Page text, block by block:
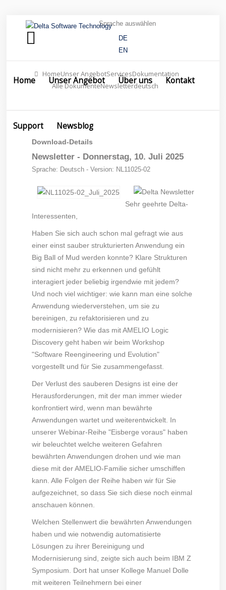
Home
Angebot
Über
Support
Newsblog
Sprache auswählen
DE
EN
Home Unser Angebot Über uns Kontakt
Support Newsblog
HomeUnser AngebotServicesDokumentation
Alle DokumenteNewsletterdeutsch
Download-Details
Newsletter - Donnerstag, 10. Juli 2025
Sprache: Deutsch - Version: NL11025-02
Sehr geehrte Delta-
Interessenten,
Haben Sie sich auch schon mal gefragt wie aus
einer einst sauber strukturierten Anwendung ein
Big Ball of Mud werden konnte? Klare Strukturen
sind nicht mehr zu erkennen und gefühlt
interagiert jeder beliebig irgendwie mit jedem?
Und noch viel wichtiger: wie kann man eine solche
Anwendung wiederverstehen, um sie zu
bereinigen, zu refaktorisieren und zu
modernisieren? Wie das mit AMELIO Logic
Discovery geht haben wir beim Workshop
"Software Reengineering und Evolution"
vorgestellt und für Sie zusammengefasst.
Der Verlust des sauberen Designs ist eine der
Herausforderungen, mit der man immer wieder
konfrontiert wird, wenn man bewährte
Anwendungen wartet und weiterentwickelt. In
unserer Webinar-Reihe "Eisberge voraus" haben
wir beleuchtet welche weiteren Gefahren
bewährten Anwendungen drohen und wie man
diese mit der AMELIO-Familie sicher umschiffen
kann. Alle Folgen der Reihe haben wir für Sie
aufgezeichnet, so dass Sie sich diese noch einmal
anschauen können.
Welchen Stellenwert die bewährten Anwendungen
haben und wie notwendig automatisierte
Lösungen zu ihrer Bereinigung und
Modernisierung sind, zeigte sich auch beim IBM Z
Symposium. Dort hat unser Kollege Manuel Dolle
mit weiteren Teilnehmern bei einer